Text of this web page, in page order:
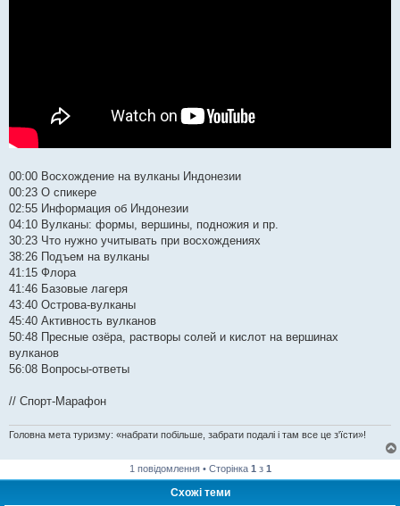
00:00 Восхождение на вулканы Индонезии
00:23 О спикере
02:55 Информация об Индонезии
04:10 Вулканы: формы, вершины, подножия и пр.
30:23 Что нужно учитывать при восхождениях
38:26 Подъем на вулканы
41:15 Флора
41:46 Базовые лагеря
43:40 Острова-вулканы
45:40 Активность вулканов
50:48 Пресные озёра, растворы солей и кислот на вершинах
вулканов
56:08 Вопросы-ответы
// Спорт-Марафон
Головна мета туризму: «набрати побільше, забрати подалі і там все це з'їсти»!
1 повідомлення • Сторінка 1 з 1
Схожі теми